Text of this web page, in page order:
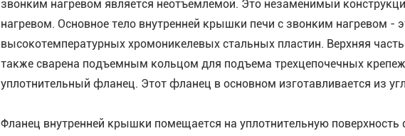
звонким нагревом является неотъемлемой. Это незаменимый
нагревом. Основное тело внутренней крышки печи с звонким нагревом -
высокотемпературных хромоникелевых стальных пластин. Верхняя
также сварена подъемным кольцом для подъема трехцепочечных
уплотнительный фланец. Этот фланец в основном изготавливается из
Фланец внутренней крышки помещается на уплотнительную